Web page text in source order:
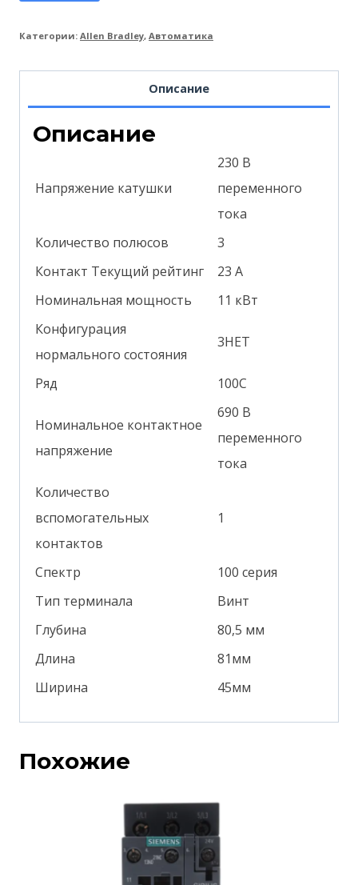
Категории: Allen Bradley, Автоматика
Описание
Описание
Напряжение катушки
230 В
переменного
тока
Количество полюсов
3
Контакт Текущий рейтинг
23 А
Номинальная мощность
11 кВт
Конфигурация
нормального состояния
3НЕТ
Ряд 100С
Номинальное контактное
напряжение
690 В
переменного
тока
Количество
вспомогательных
контактов
1
Спектр
100 серия
Тип терминала
Винт
Глубина
80,5 мм
Длина
81мм
Ширина
45мм
Похожие